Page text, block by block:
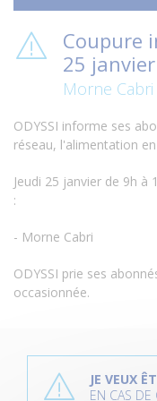
Coupure
25
Morne Cabri
ODYSSI informe ses
réseau, l'alimentation
Jeudi 25 janvier de 9h
:
- Morne Cabri
ODYSSI prie ses
occasionnée.
P
JE VEUX
EN CAS DE